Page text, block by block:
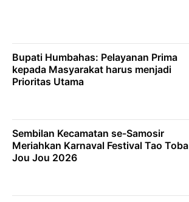
Bupati Humbahas: Pelayanan Prima
kepada Masyarakat harus menjadi
Prioritas Utama
Sembilan Kecamatan se-Samosir
Meriahkan Karnaval Festival Tao Toba
Jou Jou 2026